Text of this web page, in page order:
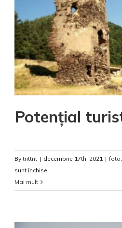
Potențial
Bytnttnt | decembrie 17th, 2021 | foto
sunt închise
turistic
Mai mult